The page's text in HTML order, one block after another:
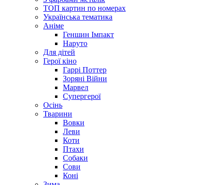
ТОП картин по номерах
Українська тематика
Аніме
Геншин Імпакт
Наруто
Для дітей
Герої кіно
Гаррі Поттер
Зоряні Війни
Марвел
Супергерої
Осінь
Тварини
Вовки
Леви
Коти
Птахи
Собаки
Сови
Коні